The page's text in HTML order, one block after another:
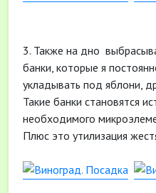
3. Также на дно
банки, которые я
укладывать под яблони,
Такие банки становятся
необходимого
Плюс это утилизация